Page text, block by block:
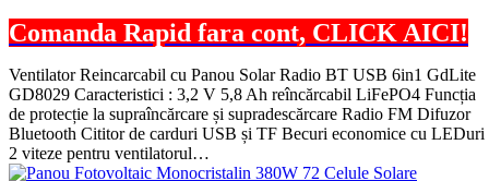
Comanda Rapid fara cont, CLICK AICI!
Ventilator Reincarcabil cu Panou Solar Radio BT USB 6in1 GdLite
GD8029 Caracteristici : 3,2 V 5,8 Ah reîncărcabil LiFePO4 Funcția
de protecție la supraîncărcare și supradescărcare Radio FM Difuzor
Bluetooth Cititor de carduri USB și TF Becuri economice cu LEDuri
2 viteze pentru ventilatorul…